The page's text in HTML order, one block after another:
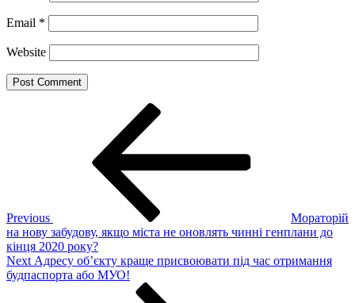
Email *
Website
Previous
Мораторій
на нову забудову, якщо міста не оновлять чинні генплани до
кінця 2020 року?
Next
Post
Next Адресу об’єкту краще присвоювати під час отримання
будпаспорта або МУО!